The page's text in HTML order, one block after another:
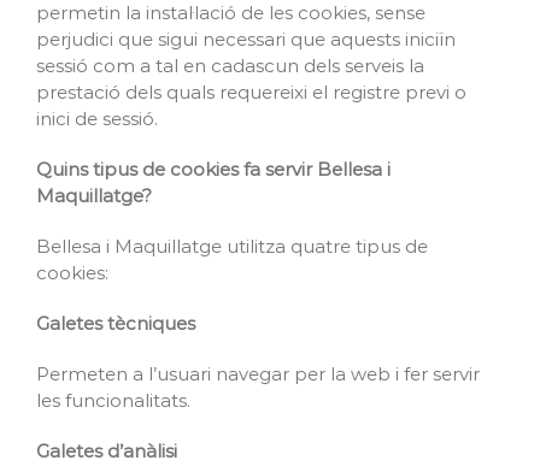
permetin la instal·lació de les cookies, sense
perjudici que sigui necessari que aquests iniciïn
sessió com a tal en cadascun dels serveis la
prestació dels quals requereixi el registre previ o
inici de sessió.
Quins tipus de cookies fa servir Bellesa i
Maquillatge?
Bellesa i Maquillatge utilitza quatre tipus de
cookies:
Galetes tècniques
Permeten a l’usuari navegar per la web i fer servir
les funcionalitats.
Galetes d’anàlisi